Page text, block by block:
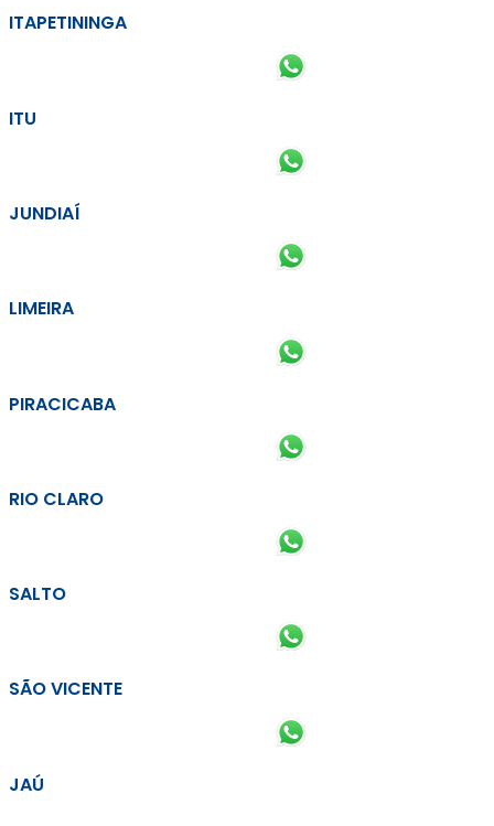
ITAPETININGA
ITU
JUNDIAÍ
LIMEIRA
PIRACICABA
RIO CLARO
SALTO
SÃO VICENTE
JAÚ